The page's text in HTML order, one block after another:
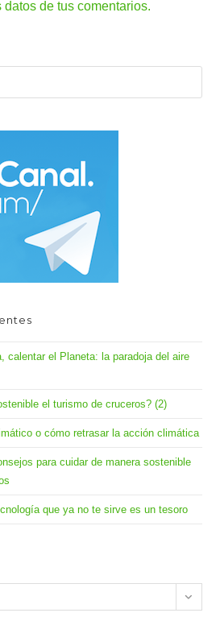
de tus comentarios.
calentar el Planeta: la paradoja del aire
el turismo de cruceros? (2)
o cómo retrasar la acción climática
para cuidar de manera sostenible
que ya no te sirve es un tesoro